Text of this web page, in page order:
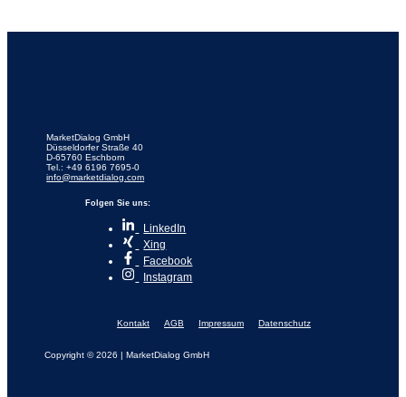
MarketDialog GmbH
Düsseldorfer Straße 40
D-65760 Eschborn
Tel.: +49 6196 7695-0
info@marketdialog.com
Folgen Sie uns:
LinkedIn
Xing
Facebook
Instagram
Kontakt AGB Impressum Datenschutz
Copyright © 2026 | MarketDialog GmbH